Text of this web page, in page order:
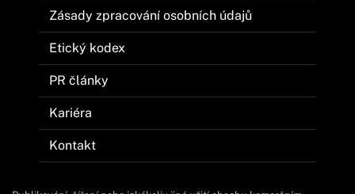
Zásady zpracování osobních údajů
Etický kodex
PR články
Kariéra
Kontakt